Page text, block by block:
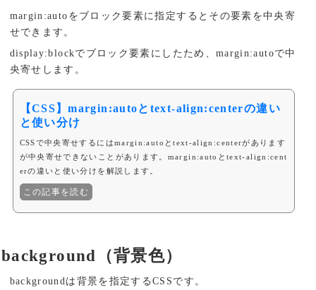
margin:autoをブロック要素に指定するとその要素を中央寄
せできます。
display:blockでブロック要素にしたため、margin:autoで中
央寄せします。
【CSS】margin:autoとtext-align:centerの違い
と使い分け
CSSで中央寄せするにはmargin:autoとtext-align:centerがあります
が中央寄せできないことがあります。margin:autoとtext-align:cent
erの違いと使い分けを解説します。
この記事を読む
background（背景色）
backgroundは背景を指定するCSSです。